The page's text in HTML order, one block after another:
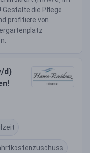
Gestalte die Pflege
profitiere von
d)